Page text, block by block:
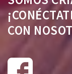
CON